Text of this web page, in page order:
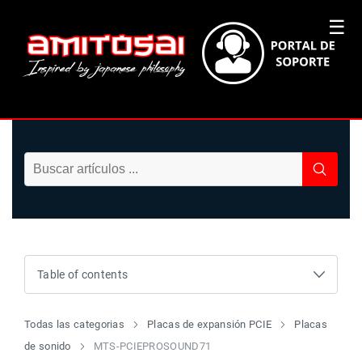
☰
Todas las categorias Placas de expansión PCIE
Placas
de sonido
MTS-PCIEPROSOUND71
Table of contents